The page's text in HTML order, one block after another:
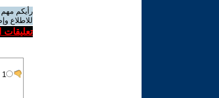
رأيكم
للاطلاع
تعليقات